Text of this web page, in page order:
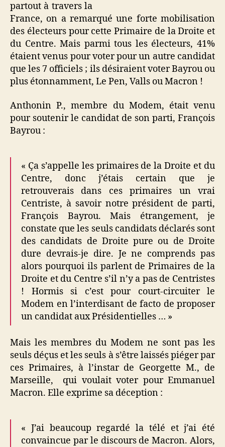
partout à travers la
France, on a remarqué une forte mobilisation
des électeurs pour cette Primaire de la Droite et
du Centre. Mais parmi tous les électeurs, 41%
étaient venus pour voter pour un autre candidat
que les 7 officiels ; ils désiraient voter Bayrou ou
plus étonnamment, Le Pen, Valls ou Macron !
Anthonin P., membre du Modem, était venu
pour soutenir le candidat de son parti, François
Bayrou :
« Ça s’appelle les primaires de la Droite et du
Centre, donc j’étais certain que je
retrouverais dans ces primaires un vrai
Centriste, à savoir notre président de parti,
François Bayrou. Mais étrangement, je
constate que les seuls candidats déclarés sont
des candidats de Droite pure ou de Droite
dure devrais-je dire. Je ne comprends pas
alors pourquoi ils parlent de Primaires de la
Droite et du Centre s’il n’y a pas de Centristes
! Hormis si c’est pour court-circuiter le
Modem en l’interdisant de facto de proposer
un candidat aux Présidentielles … »
Mais les membres du Modem ne sont pas les
seuls déçus et les seuls à s’être laissés piéger par
ces Primaires, à l’instar de Georgette M., de
Marseille, qui voulait voter pour Emmanuel
Macron. Elle exprime sa déception :
« J’ai beaucoup regardé la télé et j’ai été
convaincue par le discours de Macron. Alors,